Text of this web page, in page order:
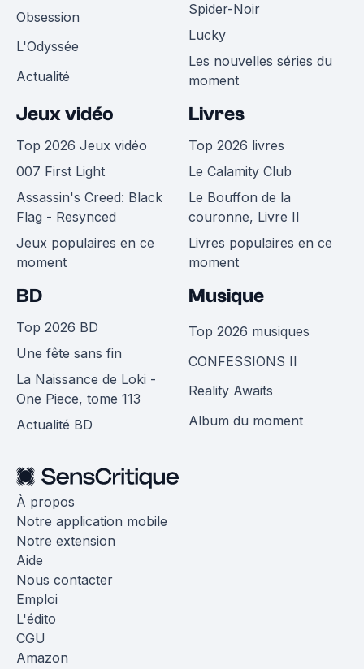
Obsession
L'Odyssée
Actualité
Spider-Noir
Lucky
Les nouvelles séries du
moment
Jeux vidéo
Top 2026 Jeux vidéo
007 First Light
Assassin's Creed: Black
Flag - Resynced
Jeux populaires en ce
moment
Livres
Top 2026 livres
Le Calamity Club
Le Bouffon de la
couronne, Livre II
Livres populaires en ce
moment
BD
Top 2026 BD
Une fête sans fin
La Naissance de Loki -
One Piece, tome 113
Actualité BD
Musique
Top 2026 musiques
CONFESSIONS II
Reality Awaits
Album du moment
À propos
Notre application mobile
Notre extension
Aide
Nous contacter
Emploi
L'édito
CGU
Amazon